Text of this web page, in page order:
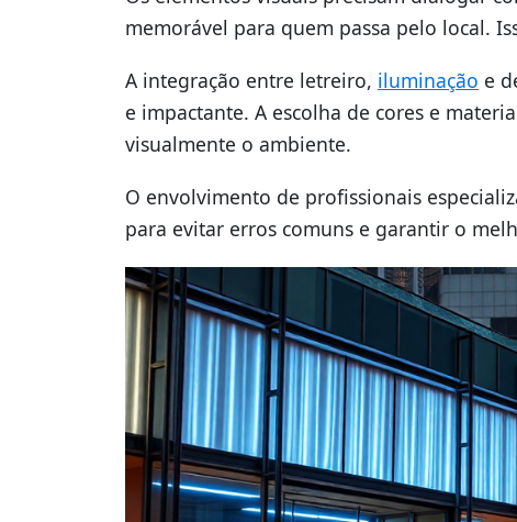
memorável para quem passa pelo local.
A integração entre letreiro, iluminação e
e impactante. A escolha de cores e
visualmente o ambiente.
O envolvimento de profissionais
para evitar erros comuns e garantir o